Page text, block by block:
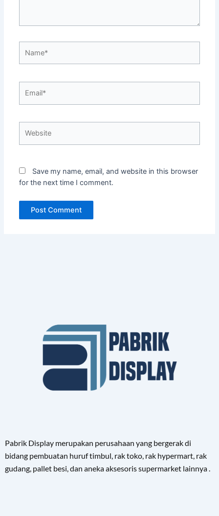
Save my name, email, and website in this browser
for the next time I comment.
Pabrik Display merupakan perusahaan yang bergerak di
bidang pembuatan huruf timbul, rak toko, rak hypermart, rak
gudang, pallet besi, dan aneka aksesoris supermarket lainnya .